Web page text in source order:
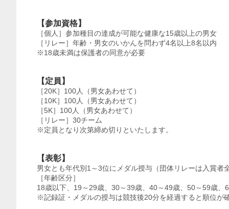
【参加資格】
［個人］参加種目の達成が可能な健康な15歳以上の男女
［リレー］年齢・男女のいかんを問わず4名以上8名以内
※18歳未満は保護者の同意が必要
【定員】
［20K］100人（男女あわせて）
［10K］100人（男女あわせて）
［5K］100人（男女あわせて）
［リレー］30チーム
※定員となり次第締め切りといたします。
【表彰】
男女とも年代別1～3位にメダル授与（団体リレーは入賞者
［年齢区分］
18歳以下、19～29歳、30～39歳、40～49歳、50～59歳、
※記録証・メダルの授与は競技後20分を経過すると順位が